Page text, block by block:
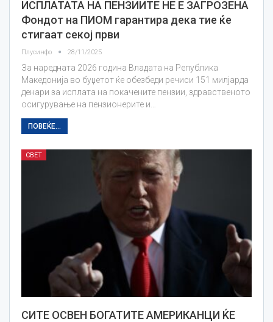
ИСПЛАТАТА НА ПЕНЗИИТЕ НЕ Е ЗАГРОЗЕНА
Фондот на ПИОМ гарантира дека тие ќе
стигаат секој први
Плусинфо 28/11/2025
За наредната 2026 година Владата на Република
Македонија во буџетот ќе обезбеди речиси 151 милјарда
денари за исплата на покачените пензии, здравственото
осигурување на пензионерите и…
ПОВЕЌЕ...
СВЕТ
СИТЕ ОСВЕН БОГАТИТЕ АМЕРИКАНЦИ ЌЕ